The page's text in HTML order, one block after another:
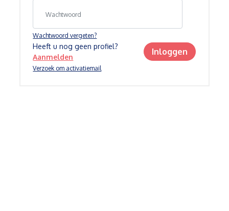
Wachtwoord vergeten?
Verzoek om activatiemail
Heeft u nog geen profiel?
Aanmelden
Inloggen